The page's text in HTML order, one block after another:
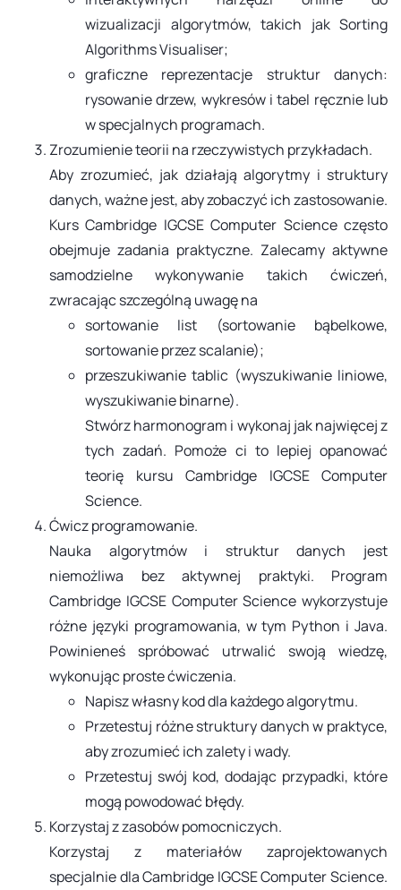
wizualizacji algorytmów, takich jak Sorting
Algorithms Visualiser;
graficzne reprezentacje struktur danych:
rysowanie drzew, wykresów i tabel ręcznie lub
w specjalnych programach.
Zrozumienie teorii na rzeczywistych przykładach.
Aby zrozumieć, jak działają algorytmy i struktury
danych, ważne jest, aby zobaczyć ich zastosowanie.
Kurs Cambridge IGCSE Computer Science często
obejmuje zadania praktyczne. Zalecamy aktywne
samodzielne wykonywanie takich ćwiczeń,
zwracając szczególną uwagę na
sortowanie list (sortowanie bąbelkowe,
sortowanie przez scalanie);
przeszukiwanie tablic (wyszukiwanie liniowe,
wyszukiwanie binarne).
Stwórz harmonogram i wykonaj jak najwięcej z
tych zadań. Pomoże ci to lepiej opanować
teorię kursu Cambridge IGCSE Computer
Science.
Ćwicz programowanie.
​​​​​​​Nauka algorytmów i struktur danych jest
niemożliwa bez aktywnej praktyki. Program
Cambridge IGCSE Computer Science wykorzystuje
różne języki programowania, w tym Python i Java.
Powinieneś spróbować utrwalić swoją wiedzę,
wykonując proste ćwiczenia.
Napisz własny kod dla każdego algorytmu.
Przetestuj różne struktury danych w praktyce,
aby zrozumieć ich zalety i wady.
Przetestuj swój kod, dodając przypadki, które
mogą powodować błędy.
Korzystaj z zasobów pomocniczych.
Korzystaj z materiałów zaprojektowanych
specjalnie dla Cambridge IGCSE Computer Science.